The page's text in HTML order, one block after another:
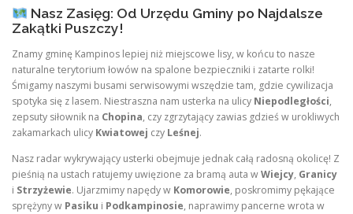
Nasz Zasięg: Od Urzędu Gminy po Najdalsze
Zakątki Puszczy!
Znamy gminę Kampinos lepiej niż miejscowe lisy, w końcu to nasze
naturalne terytorium łowów na spalone bezpieczniki i zatarte rolki!
Śmigamy naszymi busami serwisowymi wszędzie tam, gdzie cywilizacja
spotyka się z lasem. Niestraszna nam usterka na ulicy Niepodległości,
zepsuty siłownik na Chopina, czy zgrzytający zawias gdzieś w urokliwych
zakamarkach ulicy Kwiatowej czy Leśnej.
Nasz radar wykrywający usterki obejmuje jednak całą radosną okolicę! Z
pieśnią na ustach ratujemy uwięzione za bramą auta wWiejcy, Granicy
i Strzyżewie. Ujarzmimy napędy w Komorowie, poskromimy pękające
sprężyny w Pasiku i Podkampinosie, naprawimy pancerne wrota w